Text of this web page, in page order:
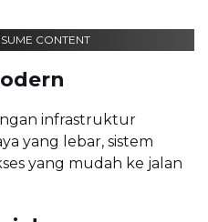
CONTENT
infrastruktur
yang lebar, sistem
yang mudah ke jalan